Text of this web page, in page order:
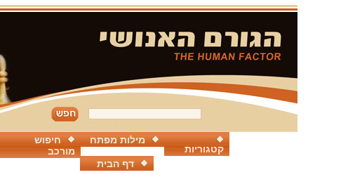
חיפוש
מורכב
מילות מפתח
קטגוריות
דף הבית